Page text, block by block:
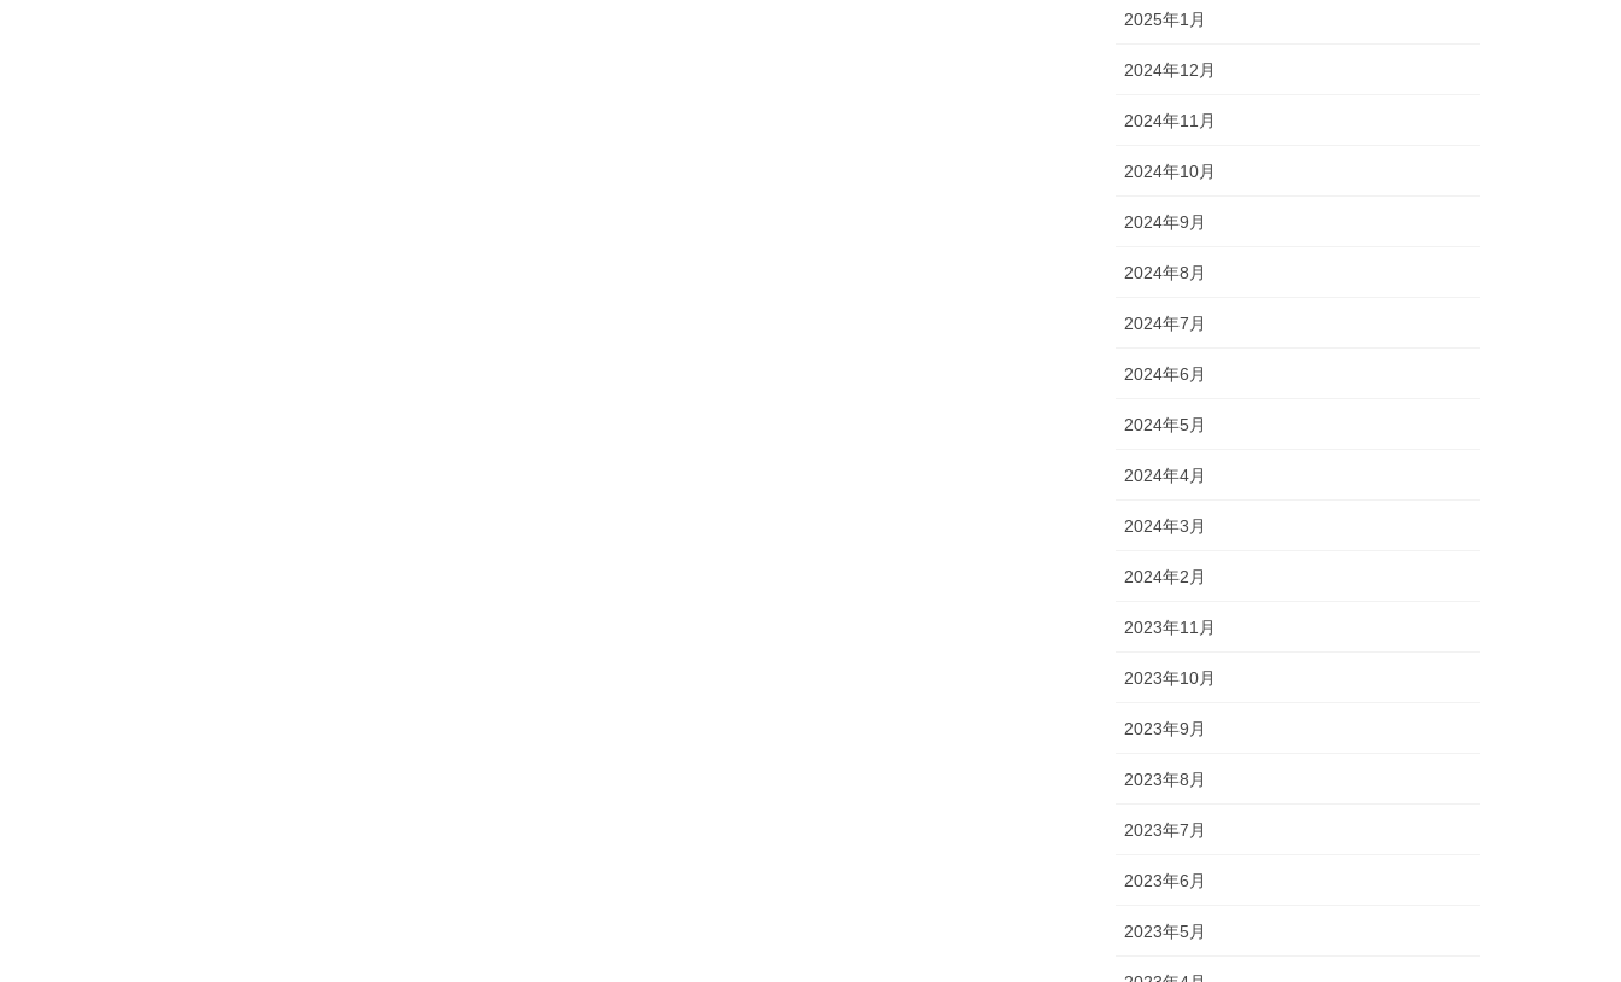
2025年1月
2024年12月
2024年11月
2024年10月
2024年9月
2024年8月
2024年7月
2024年6月
2024年5月
2024年4月
2024年3月
2024年2月
2023年11月
2023年10月
2023年9月
2023年8月
2023年7月
2023年6月
2023年5月